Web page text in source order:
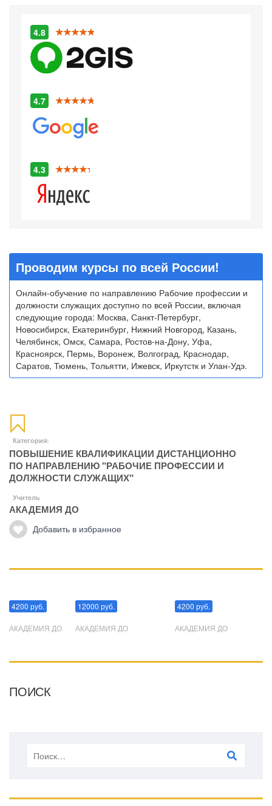
4.8
4.7
4.3
Проводим курсы по всей России!
Онлайн-обучение по направлению Рабочие профессии и
должности служащих доступно по всей России, включая
следующие города: Москва, Санкт-Петербург,
Новосибирск, Екатеринбург, Нижний Новгород, Казань,
Челябинск, Омск, Самара, Ростов-на-Дону, Уфа,
Красноярск, Пермь, Воронеж, Волгоград, Краснодар,
Саратов, Тюмень, Тольятти, Ижевск, Иркутстк и Улан-Удэ.
Категория:
ПОВЫШЕНИЕ КВАЛИФИКАЦИИ ДИСТАНЦИОННО
ПО НАПРАВЛЕНИЮ "РАБОЧИЕ ПРОФЕССИИ И
ДОЛЖНОСТИ СЛУЖАЩИХ"
Учитель
АКАДЕМИЯ ДО
Добавить в избранное
4200 руб.
АКАДЕМИЯ ДО
12000 руб.
АКАДЕМИЯ ДО
4200 руб.
АКАДЕМИЯ ДО
ПОИСК